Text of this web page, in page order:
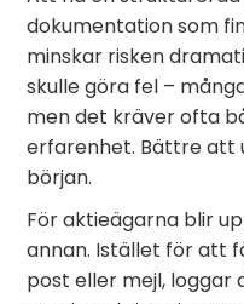
dokumentation som
minskar risken
skulle göra fel –
men det kräver ofta
erfarenhet. Bättre att
början.
För aktieägarna blir
annan. Istället för att
post eller mejl, loggar